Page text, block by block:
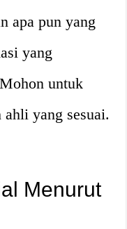
apa pun yang
yang
untuk
yang sesuai.
Menurut